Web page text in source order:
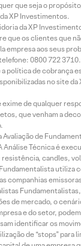
que seja o
XP Investimentos.
da XP
que os clientes que
empresa aos seus
0800 722 3710.
política de cobrança
no site da
exime de qualquer
que venham a
Avaliação de
Análise Técnica é
candles,
utiliza
companhias
de mercado, o
e do setor,
identificar os
de “stops” para